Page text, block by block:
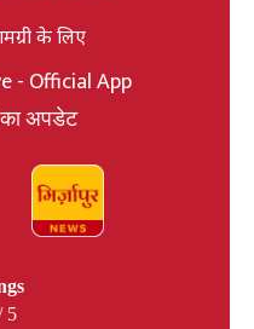
के लिए
- Official App
अपडेट
5